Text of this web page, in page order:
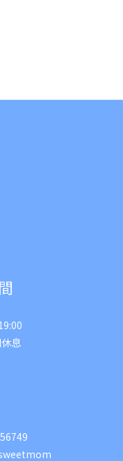
息